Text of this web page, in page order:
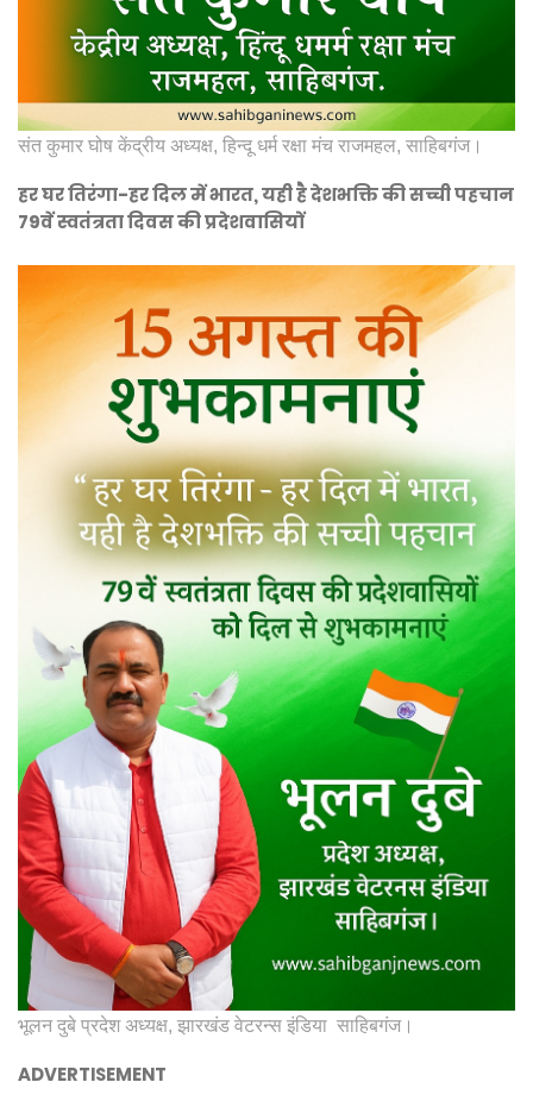
संत कुमार घोष केंद्रीय अध्यक्ष, हिन्दू धर्म रक्षा मंच राजमहल, साहिबगंज।
हर घर तिरंगा-हर दिल में भारत, यही है देशभक्ति की सच्ची पहचान
79वें स्वतंत्रता दिवस की प्रदेशवासियों
भूलन दुबे प्रदेश अध्यक्ष, झारखंड वेटरन्स इंडिया साहिबगंज।
ADVERTISEMENT